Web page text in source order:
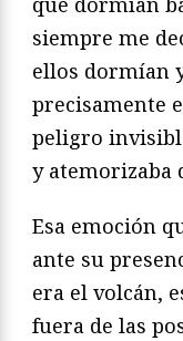
siempre me
ellos dormían
precisamente
peligro
y atemorizaba
Esa emoción
ante su
era el volcán,
fuera de las